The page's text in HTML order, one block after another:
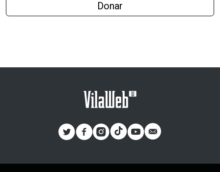
Donar